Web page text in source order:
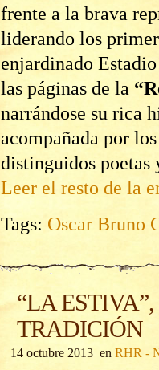
frente a la brava
liderando los
enjardinado
las páginas de la
narrándose su rica
acompañada por
distinguidos poetas
Leer el resto de la
Tags: Oscar Bruno
“LA
TRADICIÓN
14 octubre 2013 en RHR -